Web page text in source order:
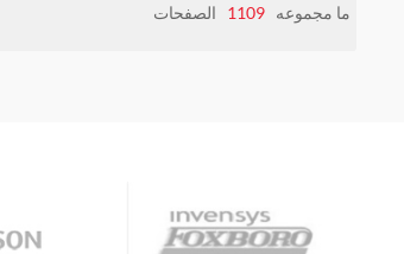
ما مجموعه 1109 الصفحات